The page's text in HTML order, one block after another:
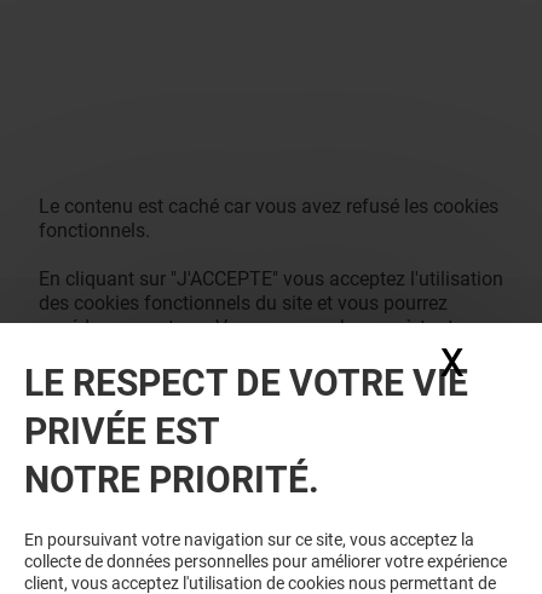
Le contenu est caché car vous avez refusé les cookies
fonctionnels.
En cliquant sur "J'ACCEPTE" vous acceptez l'utilisation
des cookies fonctionnels du site et vous pourrez
accéder au contenu. Vous pouvez changer à tout
moment vos consentements des cookies dans notre
page de management des cookies.
LE RESPECT DE VOTRE VIE
PRIVÉE EST
NOTRE PRIORITÉ.
En poursuivant votre navigation sur ce site, vous acceptez la
collecte de données personnelles pour améliorer votre expérience
client, vous acceptez l'utilisation de cookies nous permettant de
X